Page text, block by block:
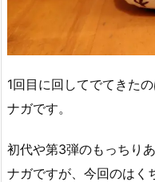
1回目に回してでてきた
ナガです。
初代や第3弾のもっちり
ナガですが、今回のはく